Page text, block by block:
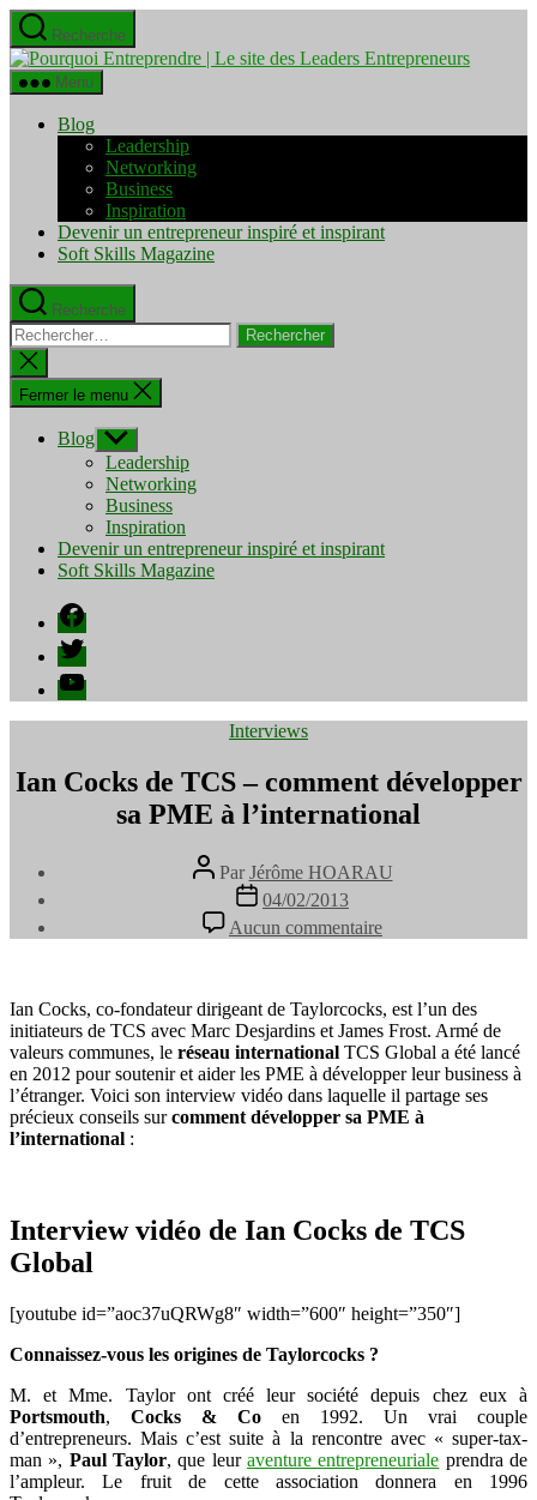
Aller
au
contenu
Recherche
Pourquoi
Menu
Blog
Leadership
Networking
Business
Inspiration
Devenir un entrepreneur inspiré et inspirant
Soft Skills Magazine
Recherche
Rechercher :
Fermer
la
recherche
Fermer le menu
Blog Afficher
le
sous-
menu
Leadership
Networking
Business
Inspiration
Devenir un entrepreneur inspiré et inspirant
Soft Skills Magazine
Facebook
Twitter
YouTube
Catégories
Interviews
Ian Cocks de TCS – comment développer
sa PME à l’international
Auteur
de
l’article
Par Jérôme HOARAU
Date
l’article
04/02/2013
Aucun commentaire
Ian
TCS
–
comment
développer
sa
PME
Ian Cocks, co-fondateur dirigeant de Taylorcocks, est l’un des
initiateurs de TCS avec Marc Desjardins et James Frost. Armé de
valeurs communes, le réseau international TCS Global a été lancé
en 2012 pour soutenir et aider les PME à développer leur business à
l’étranger. Voici son interview vidéo dans laquelle il partage ses
précieux conseils surcomment développer sa PME à
l’international :
Interview vidéo de Ian Cocks de TCS
Global
[youtube id=”aoc37uQRWg8″ width=”600″ height=”350″]
Connaissez-vous les origines de Taylorcocks ?
M. et Mme. Taylor ont créé leur société depuis chez eux à
Portsmouth, Cocks & Co en 1992. Un vrai couple
d’entrepreneurs. Mais c’est suite à la rencontre avec « super-tax-
man », Paul Taylor, que leuraventure entrepreneuriale prendra de
l’ampleur. Le fruit de cette association donnera en 1996